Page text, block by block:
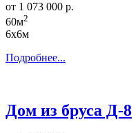
от 1 073 000 р.
60м2
6х6м
Подробнее...
Дом из бруса Д-8